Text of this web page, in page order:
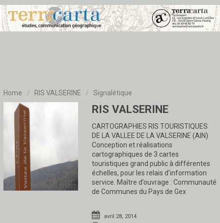
Home / RIS VALSERINE / Signalétique
RIS VALSERINE
CARTOGRAPHIES RIS TOURISTIQUES
DE LA VALLEE DE LA VALSERINE (AIN)
Conception et réalisations
cartographiques de 3 cartes
touristiques grand public à différentes
échelles, pour les relais d’information
service. Maître d’ouvrage : Communauté
de Communes du Pays de Gex
avril 28, 2014